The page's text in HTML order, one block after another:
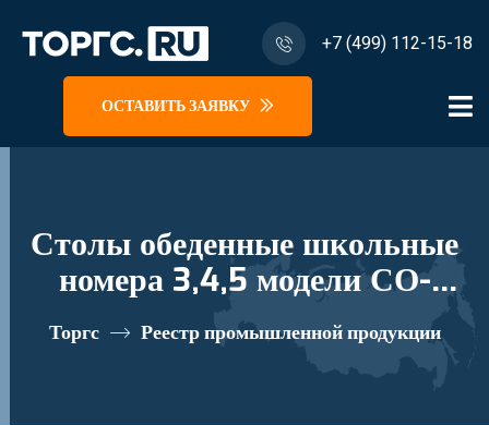
+7 (499) 112-15-18
ОСТАВИТЬ ЗАЯВКУ
Столы обеденные школьные
номера 3,4,5 модели СО-
Ш№3, СО-Ш№4, СО-Ш№5
реестровый номер 10281019
Торгс Реестр промышленной продукции